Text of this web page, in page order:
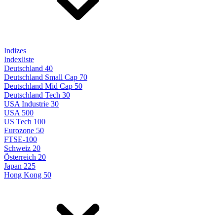
Indizes
Indexliste
Deutschland 40
Deutschland Small Cap 70
Deutschland Mid Cap 50
Deutschland Tech 30
USA Industrie 30
USA 500
US Tech 100
Eurozone 50
FTSE-100
Schweiz 20
Österreich 20
Japan 225
Hong Kong 50